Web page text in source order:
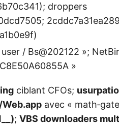
droppers
/ Bs@202122 »;
»
ciblant CFOs;
avec «
; VBS downloaders